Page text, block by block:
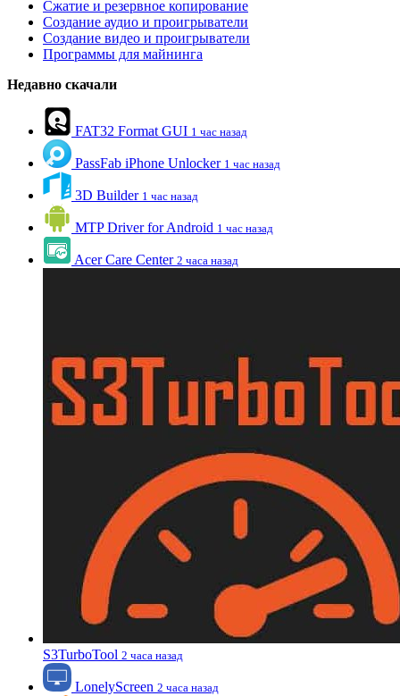
Сжатие и резервное копирование
Создание аудио и проигрыватели
Создание видео и проигрыватели
Программы для майнинга
Недавно скачали
FAT32 Format GUI 1 час назад
PassFab iPhone Unlocker 1 час назад
3D Builder 1 час назад
MTP Driver for Android 1 час назад
Acer Care Center 2 часа назад
S3TurboTool 2 часа назад
LonelyScreen 2 часа назад